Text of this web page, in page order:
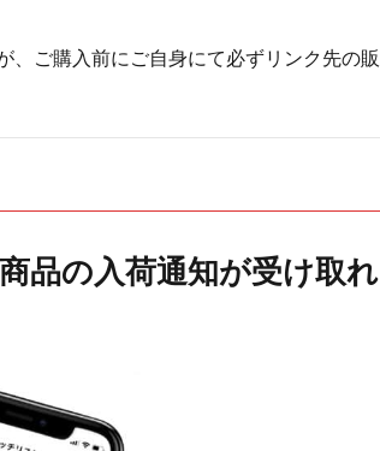
、ご購入前にご自身にて必ずリンク先の販
品の入荷通知が受け取れ